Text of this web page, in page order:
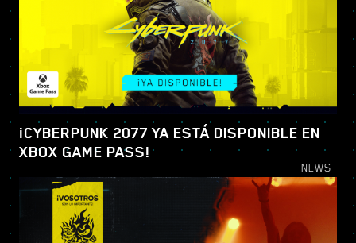
¡CYBERPUNK 2077 YA ESTÁ DISPONIBLE EN
XBOX GAME PASS!
NEWS_